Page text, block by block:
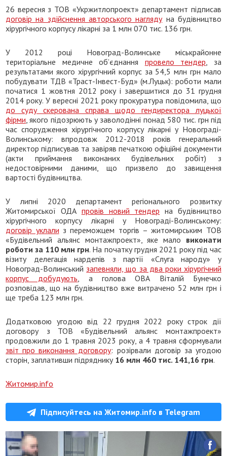
26 вересня з ТОВ «Укржитлопроект» департамент підписав
договір на здійснення авторського наглядуна будівництво
хірургічного корпусу лікарні за 1 млн 070 тис. 136 грн.
У 2012 році Новоград-Волинське міськрайонне
територіальне медичне об’єднання провело тендер , за
результатами якого хірургічний корпус за 54,5 млн грн мало
побудувати ТДВ «Траст-Інвест-Буд» (м.Луцьк): роботи мали
початися 1 жовтня 2012 року і завершитися до 31 грудня
2014 року. У вересні 2021 року прокуратура повідомила, що
до суду скерована справа щодо гендиректора луцької
фірми , якого підозрюють у заволодінні понад 580 тис. грн під
час спорудження хірургічного корпусу лікарні у Новограді-
Волинському: впродовж 2012-2018 років генеральний
директор підписував та завіряв печаткою офіційні документи
(акти приймання виконаних будівельних робіт) з
недостовірними даними, що призвело до завищення
вартості будівництва.
У липні 2020 департамент регіонального розвитку
Житомирської ОДА провів новий тендер на будівництво
хірургічного корпусу лікарні у Новограді-Волинському:
договір уклали з переможцем торгів – житомирським ТОВ
«Будівельний альянс монтажпроект», яке мало виконати
роботи за 110 млн грн. На початку грудня 2021 року під час
візиту делегація нардепів з партії «Слуга народу» у
Новоград-Волинський запевняли, що за два роки хірургічний
корпус добудують , а голова ОВА Віталій Бунечко
розповідав, що на будівництво вже витрачено 52 млн грн і
ще треба 123 млн грн.
Додатковою угодою від 22 грудня 2022 року строк дії
договору з ТОВ «Будівельний альянс монтажпроект»
продовжили до 1 травня 2023 року, а 4 травня сформували
звіт про виконання договору: розірвали договір за угодою
сторін, заплативши підряднику 16 млн 460 тис. 141,16 грн.
Житомир.info
Підписуйтесь на Житомир.info в Telegram